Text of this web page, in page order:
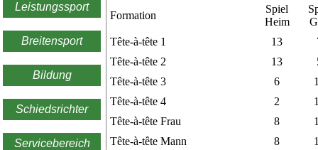
Leistungssport
Breitensport
Bildung
Schiedsrichter
Servicebereich
Formation
Spiel
Heim
Tête-à-tête 1
13
Tête-à-tête 2
13
Tête-à-tête 3
6
Tête-à-tête 4
2
Tête-à-tête Frau
8
Tête-à-tête Mann
8